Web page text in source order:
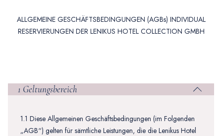
ALLGEMEINE GESCHÄFTSBEDINGUNGEN (AGBs) INDIVIDUAL
RESERVIERUNGEN DER LENIKUS HOTEL COLLECTION GMBH
1 Geltungsbereich
1.1 Diese Allgemeinen Geschäftsbedingungen (im Folgenden
„AGB“) gelten für sämtliche Leistungen, die die Lenikus Hotel